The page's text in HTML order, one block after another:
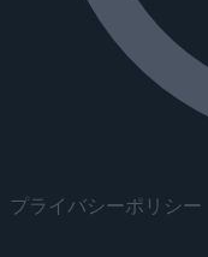
プライバシーポリシー